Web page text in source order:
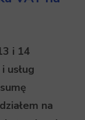
i 14
usług
na